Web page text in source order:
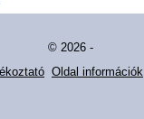
-
© 2026 -
Oldal információk